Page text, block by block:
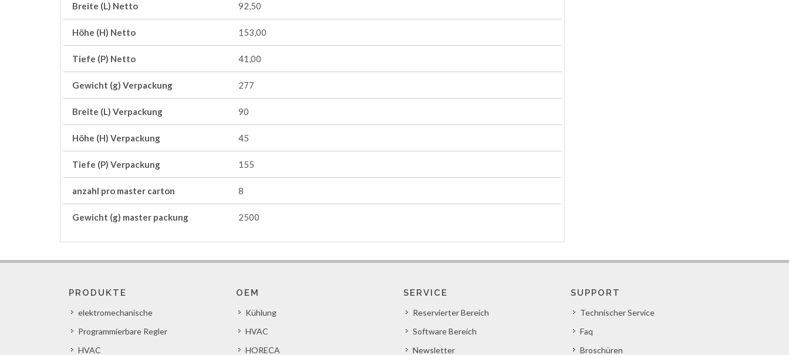
Breite (L) Netto 92,50
Höhe (H) Netto 153,00
Tiefe (P) Netto 41,00
Gewicht (g) Verpackung 277
Breite (L) Verpackung 90
Höhe (H) Verpackung 45
Tiefe (P) Verpackung 155
anzahl pro master carton 8
Gewicht (g) master packung 2500
PRODUKTE
elektromechanische
Programmierbare Regler
HVAC
OEM
Kühlung
HVAC
HORECA
SERVICE
Reservierter Bereich
Software Bereich
Newsletter
SUPPORT
Technischer Service
Faq
Broschüren